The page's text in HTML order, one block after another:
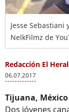
Jesse
NelkFilmz de
Redacción El
06.07.2017
Tijuana, México
Dos jóvenes